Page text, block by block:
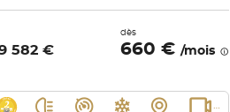
582 €
dès
660 €/mois